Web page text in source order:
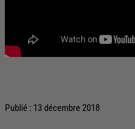
Publié : 13 décembre 2018